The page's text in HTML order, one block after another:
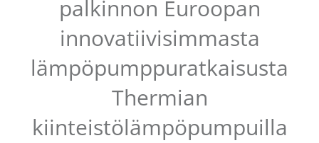
palkinnon Euroopan
innovatiivisimmasta
lämpöpumppuratkaisusta
Thermian
kiinteistölämpöpumpuilla